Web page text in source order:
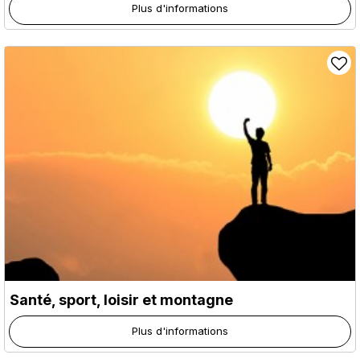
Plus d'informations
Santé, sport, loisir et montagne
Plus d'informations